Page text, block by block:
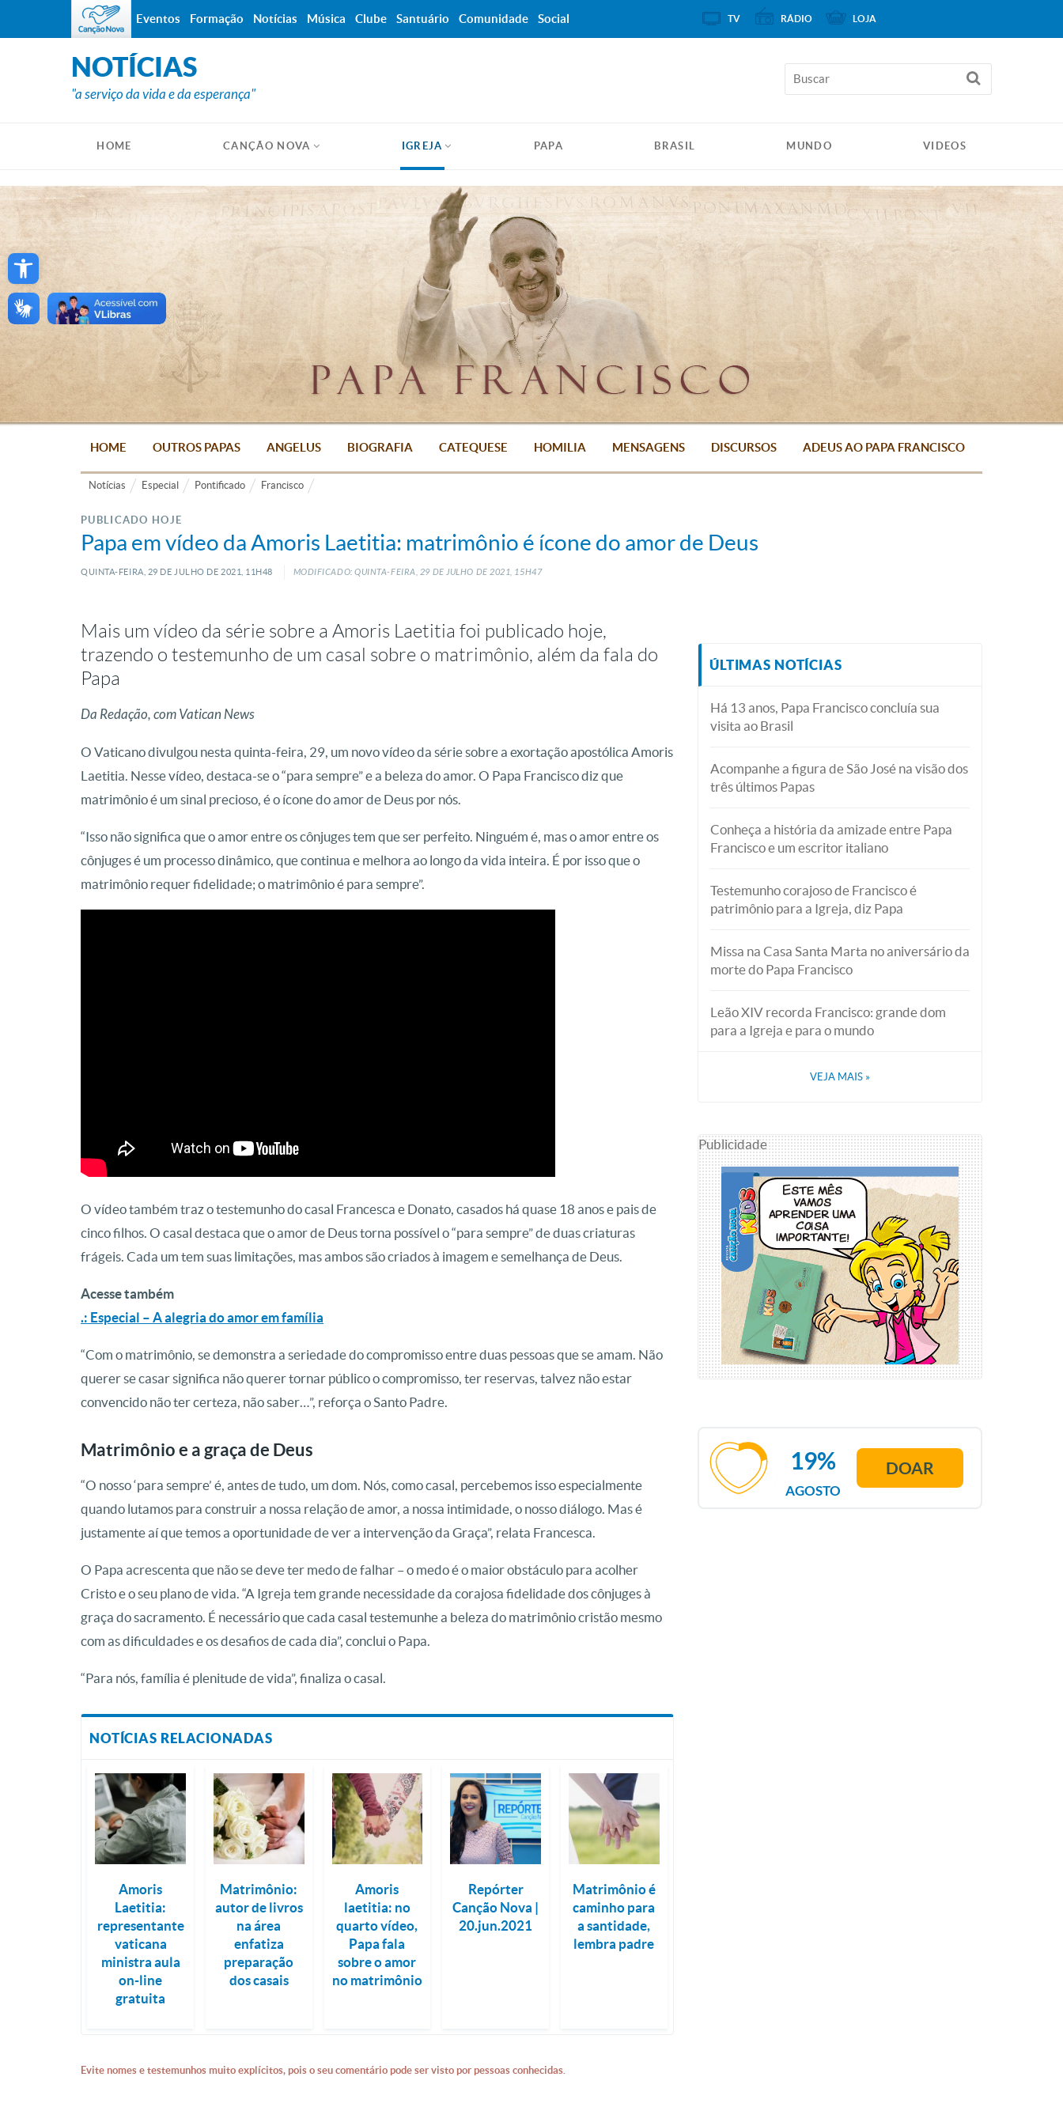
Open toolbar
NOTÍCIAS
"a serviço da vida e da esperança"
HOME CANÇÃO NOVA IGREJA PAPA BRASIL MUNDO VIDEOS
HOME OUTROS PAPAS ANGELUS BIOGRAFIA CATEQUESE HOMILIA MENSAGENS DISCURSOS ADEUS AO PAPA FRANCISCO
Notícias Especial Pontificado Francisco
PUBLICADO HOJE
Papa em vídeo da Amoris Laetitia: matrimônio é ícone do amor de Deus
QUINTA-FEIRA, 29 DE JULHO DE 2021, 11H48 MODIFICADO: QUINTA-FEIRA, 29 DEJULHO DE2021, 15H47
Mais um vídeo da série sobre a Amoris Laetitia foi publicado hoje,
trazendo o testemunho de um casal sobre o matrimônio, além da fala do
Papa
Da Redação, com Vatican News
O Vaticano divulgou nesta quinta-feira, 29, um novo vídeo da série sobre a exortação apostólica Amoris
Laetitia. Nesse vídeo, destaca-se o “para sempre” e a beleza do amor. O Papa Francisco diz que
matrimônio é um sinal precioso, é o ícone do amor de Deus por nós.
“Isso não significa que o amor entre os cônjuges tem que ser perfeito. Ninguém é, mas o amor entre os
cônjuges é um processo dinâmico, que continua e melhora ao longo da vida inteira. É por isso que o
matrimônio requer fidelidade; o matrimônio é para sempre”.
O vídeo também traz o testemunho do casal Francesca e Donato, casados há quase 18 anos e pais de
cinco filhos. O casal destaca que o amor de Deus torna possível o “para sempre” de duas criaturas
frágeis. Cada um tem suas limitações, mas ambos são criados à imagem e semelhança de Deus.
Acesse também
.: Especial – A alegria do amor em família
“Com o matrimônio, se demonstra a seriedade do compromisso entre duas pessoas que se amam. Não
querer se casar significa não querer tornar público o compromisso, ter reservas, talvez não estar
convencido não ter certeza, não saber…”, reforça o Santo Padre.
Matrimônio e a graça de Deus
“O nosso ‘para sempre’ é, antes de tudo, um dom. Nós, como casal, percebemos isso especialmente
quando lutamos para construir a nossa relação de amor, a nossa intimidade, o nosso diálogo. Mas é
justamente aí que temos a oportunidade de ver a intervenção da Graça”, relata Francesca.
O Papa acrescenta que não se deve ter medo de falhar – o medo é o maior obstáculo para acolher
Cristo e o seu plano de vida. “A Igreja tem grande necessidade da corajosa fidelidade dos cônjuges à
graça do sacramento. É necessário que cada casal testemunhe a beleza do matrimônio cristão mesmo
com as dificuldades e os desafios de cada dia”, conclui o Papa.
“Para nós, família é plenitude de vida”, finaliza o casal.
NOTÍCIAS RELACIONADAS
Amoris
Laetitia:
representante
vaticana
ministra aula
on-line
gratuita
Matrimônio:
autor de livros
na área
enfatiza
preparação
dos casais
Amoris
laetitia: no
quarto vídeo,
Papa fala
sobre o amor
no matrimônio
Repórter
Canção Nova |
20.jun.2021
Matrimônio é
caminho para
a santidade,
lembra padre
Evite nomes e testemunhos muito explícitos, pois o seu comentário pode ser visto por pessoas conhecidas.
ÚLTIMAS NOTÍCIAS
Há 13 anos, Papa Francisco concluía sua
visita ao Brasil
Acompanhe a figura de São José na visão dos
três últimos Papas
Conheça a história da amizade entre Papa
Francisco e um escritor italiano
Testemunho corajoso de Francisco é
patrimônio para a Igreja, diz Papa
Missa na Casa Santa Marta no aniversário da
morte do Papa Francisco
Leão XIV recorda Francisco: grande dom
para a Igreja e para o mundo
VEJA MAIS »
Publicidade
AGOSTO
19% DOAR
Eventos Formação Notícias Música Clube Santuário Comunidade Social TV RÁDIO LOJA